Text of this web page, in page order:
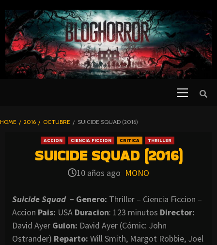
TO
CONTENT
BLOGHORROR
HOME 2016 OCTUBRE SUICIDE SQUAD (2016)
ACCION CIENCIA FICCION CRITICA THRILLER
SUICIDE SQUAD (2016)
10 años ago MONO
Suicide Squad – Genero: Thriller – Ciencia Ficcion –
Accion Pais: USA Duracion: 123 minutos Director:
David Ayer Guion: David Ayer (Cómic: John
Ostrander) Reparto: Will Smith, Margot Robbie, Joel